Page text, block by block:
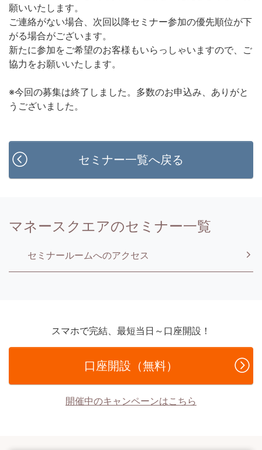
願いいたします。
ご連絡がない場合、次回以降セミナー参加の優先順位が下
がる場合がございます。
新たに参加をご希望のお客様もいらっしゃいますので、ご
協力をお願いいたします。
※今回の募集は終了しました。多数のお申込み、ありがと
うございました。
セミナー一覧へ戻る
マネースクエアのセミナー一覧
セミナールームへのアクセス
スマホで完結、最短当日～口座開設！
口座開設（無料）
開催中のキャンペーンはこちら